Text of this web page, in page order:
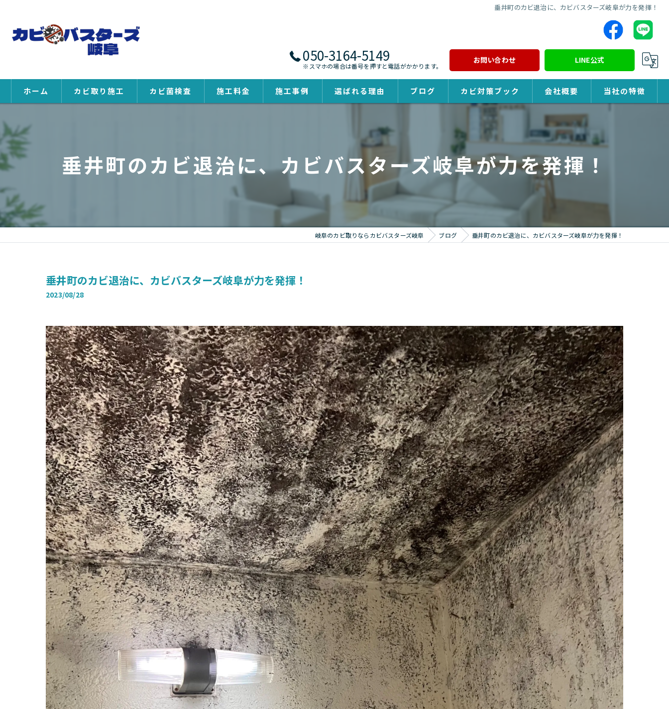
垂井町のカビ退治に、カビバスターズ岐阜が力を発揮！
050-3164-5149
※スマホの場合は番号を押すと電話がかかります。
お問い合わせ LINE公式
ホーム カビ取り施工 カビ菌検査 施工料金 施工事例 選ばれる理由 ブログ カビ対策ブック 会社概要 当社の特徴
除カビ
垂井町のカビ退治に、カビバスターズ岐阜が力を発揮！
岐阜のカビ取りならカビバスターズ岐阜 ブログ 垂井町のカビ退治に、カビバスターズ岐阜が力を発揮！
垂井町のカビ退治に、カビバスターズ岐阜が力を発揮！
2023/08/28